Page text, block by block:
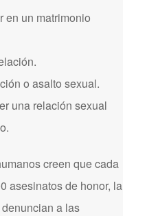
en un matrimonio
o asalto sexual.
una relación sexual
creen que cada
asesinatos de honor, la
a las